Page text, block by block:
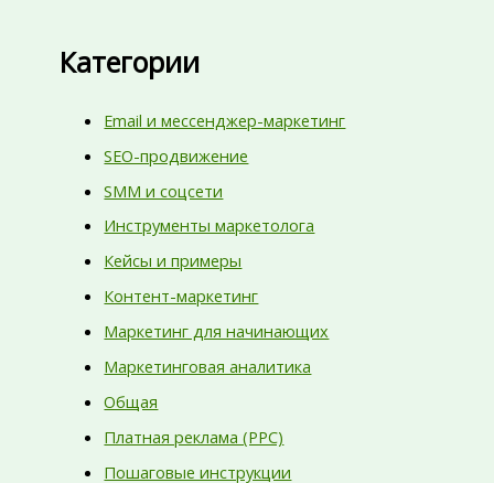
Категории
Email и мессенджер-маркетинг
SEO-продвижение
SMM и соцсети
Инструменты маркетолога
Кейсы и примеры
Контент-маркетинг
Маркетинг для начинающих
Маркетинговая аналитика
Общая
Платная реклама (PPC)
Пошаговые инструкции